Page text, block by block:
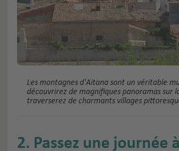
Les montagnes d'Aitana sont un véritable
découvrirez de magnifiques panoramas sur
traverserez de charmants villages
2. Passez une journée à